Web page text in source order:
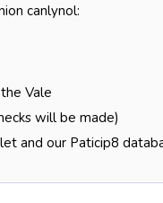
canlynol:
Vale
will be made)
and our Paticip8